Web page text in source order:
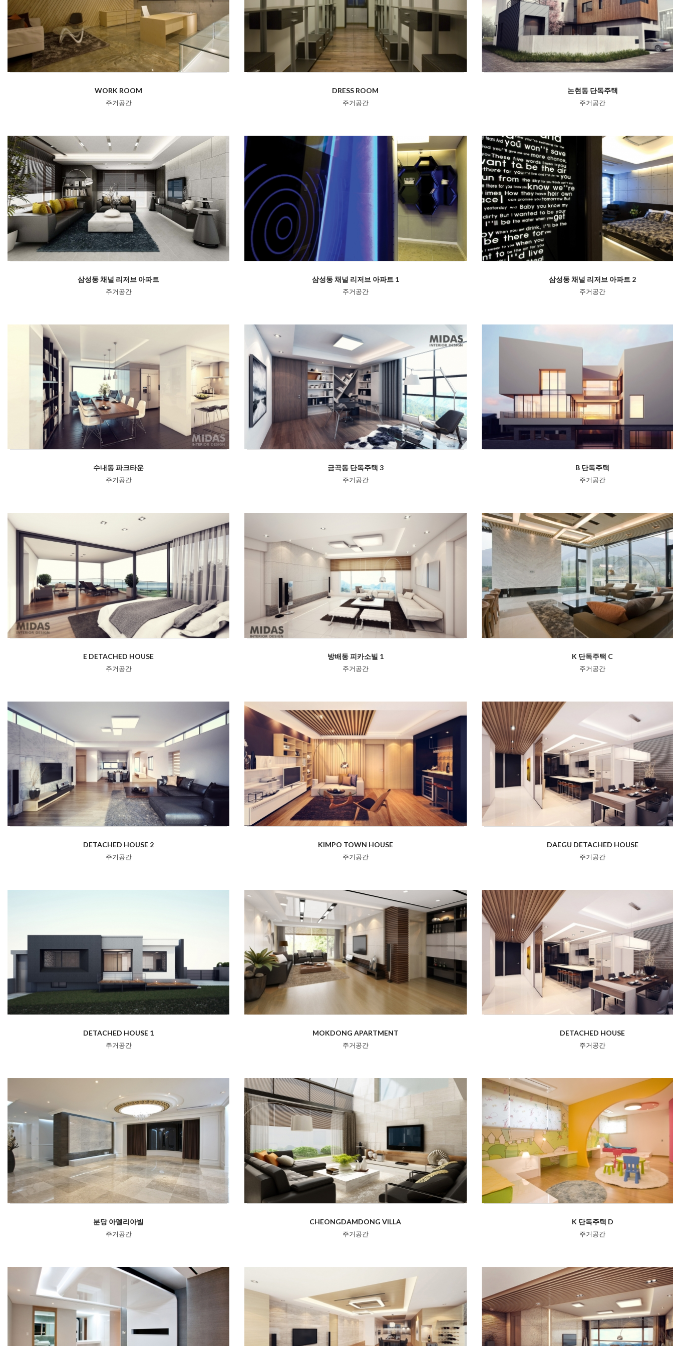
WORK ROOM
주거공간
DRESS ROOM
주거공간
논현동 단독주택
주거공간
삼성동 채널 리저브 아파트
주거공간
삼성동 채널 리저브 아파트 1
주거공간
삼성동 채널 리저브 아파트 2
주거공간
수내동 파크타운
주거공간
금곡동 단독주택 3
주거공간
B 단독주택
주거공간
E DETACHED HOUSE
주거공간
방배동 피카소빌 1
주거공간
K 단독주택 C
주거공간
DETACHED HOUSE 2
주거공간
KIMPO TOWN HOUSE
주거공간
DAEGU DETACHED HOUSE
주거공간
DETACHED HOUSE 1
주거공간
MOKDONG APARTMENT
주거공간
DETACHED HOUSE
주거공간
분당 아델리아빌
주거공간
CHEONGDAMDONG VILLA
주거공간
K 단독주택 D
주거공간